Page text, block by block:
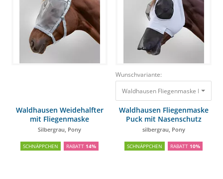
Waldhausen Weidehalfter
mit Fliegenmaske
Silbergrau, Pony
SCHNÄPPCHEN RABATT 14%
Wunschvariante:
Waldhausen Fliegenmaske Puck
Waldhausen Fliegenmaske
Puck mit Nasenschutz
silbergrau, Pony
SCHNÄPPCHEN RABATT 10%